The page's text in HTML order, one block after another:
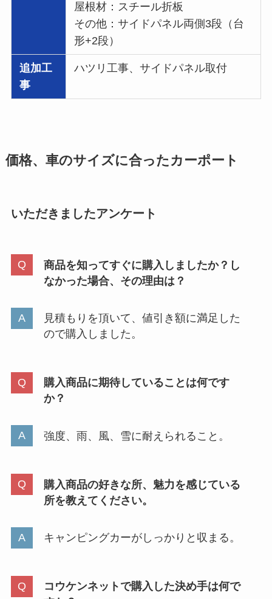
屋根材：スチール折板
その他：サイドパネル両側3段（台
形+2段）
追加工
事
ハツリ工事、サイドパネル取付
価格、車のサイズに合ったカーポート
いただきましたアンケート
商品を知ってすぐに購入しましたか？し
なかった場合、その理由は？
見積もりを頂いて、値引き額に満足した
ので購入しました。
購入商品に期待していることは何です
か？
強度、雨、風、雪に耐えられること。
購入商品の好きな所、魅力を感じている
所を教えてください。
キャンピングカーがしっかりと収まる。
コウケンネットで購入した決め手は何で